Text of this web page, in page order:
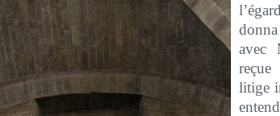
avec
reçue
litige